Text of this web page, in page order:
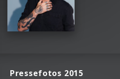
Pressefotos 2015